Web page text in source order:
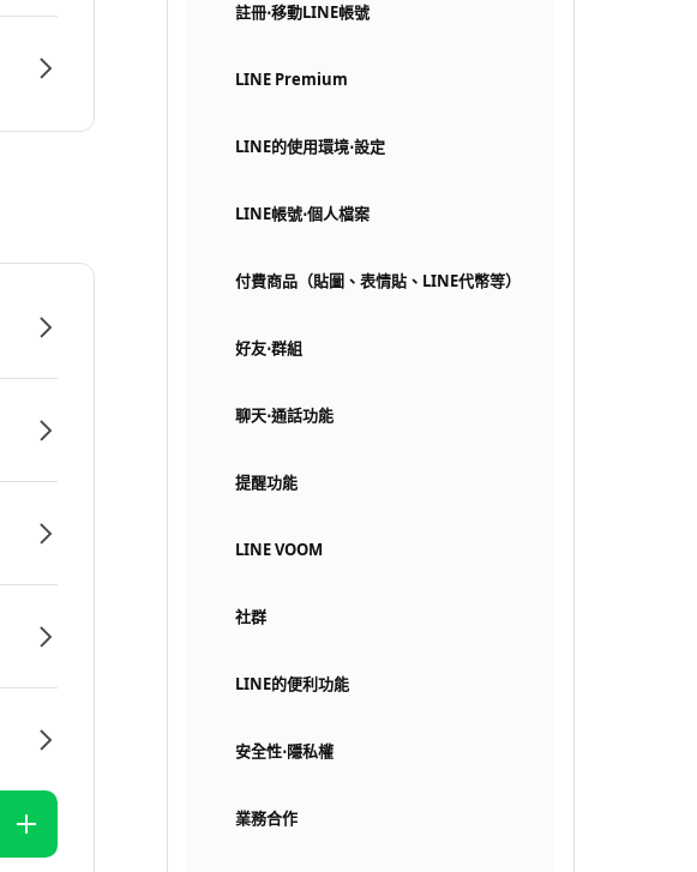
註冊⋅移動LINE帳號
LINE Premium
LINE的使用環境⋅設定
LINE帳號⋅個人檔案
付費商品（貼圖、表情貼、LINE代幣等）
好友⋅群組
聊天⋅通話功能
提醒功能
LINE VOOM
社群
LINE的便利功能
安全性⋅隱私權
業務合作